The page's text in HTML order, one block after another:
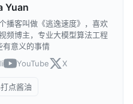
Yuan
播客叫做《逃逸速度》，喜欢
频博主，专业大模型算法工程
有意义的事情
YouTube X
点酱油